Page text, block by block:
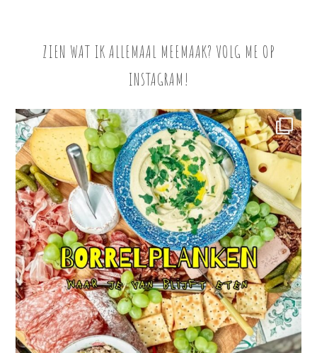
ZIEN WAT IK ALLEMAAL MEEMAAK? VOLG ME OP
INSTAGRAM!